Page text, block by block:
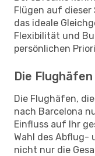
Flügen auf dieser
das ideale
Flexibilität und
persönlichen
Die
Die Flughäfen,
nach Barcelona
Einfluss auf Ihr
Wahl des Abflug-
nicht nur die